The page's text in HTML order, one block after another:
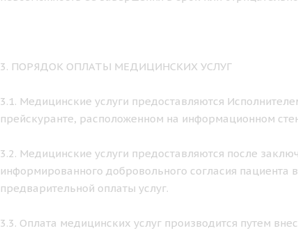
3. ПОРЯДОК ОПЛАТЫ МЕДИЦИНСКИХ УСЛУГ
3.1. Медицинские услуги предоставляются
прейскуранте, расположенном на информационном
3.2. Медицинские услуги предоставляются после
информированного добровольного согласия
предварительной оплаты услуг.
3.3. Оплата медицинских услуг производится путем